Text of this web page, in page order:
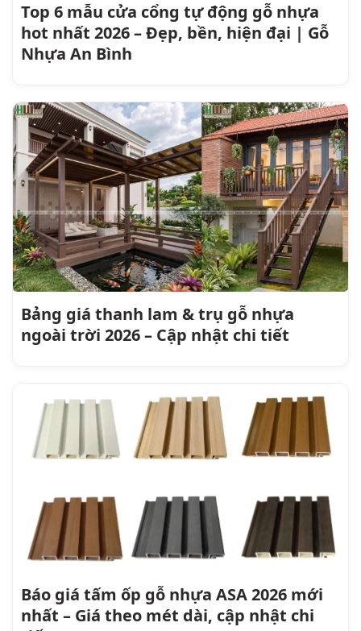
Top 6 mẫu cửa cổng tự động gỗ nhựa
hot nhất 2026 – Đẹp, bền, hiện đại | Gỗ
Nhựa An Bình
Bảng giá thanh lam & trụ gỗ nhựa
ngoài trời 2026 – Cập nhật chi tiết
Báo giá tấm ốp gỗ nhựa ASA 2026 mới
nhất – Giá theo mét dài, cập nhật chi